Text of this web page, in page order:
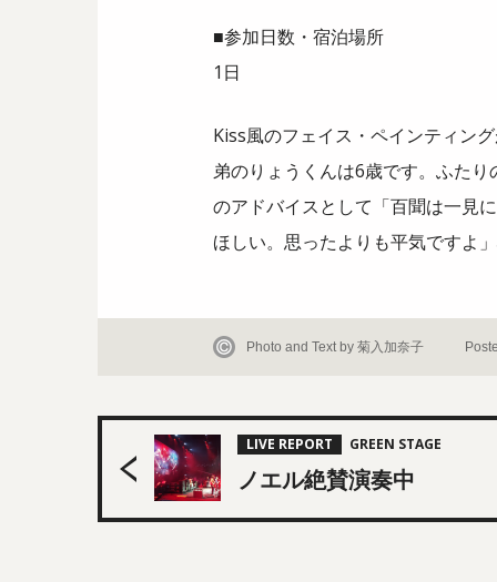
■参加日数・宿泊場所
1日
Kiss風のフェイス・ペインティン
弟のりょうくんは6歳です。ふた
のアドバイスとして「百聞は一見
ほしい。思ったよりも平気ですよ
Photo and Text by 菊入加奈子
LIVE REPORT
ノエル絶賛演奏中